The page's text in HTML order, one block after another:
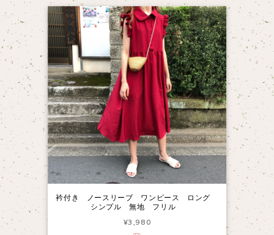
衿付き ノースリーブ ワンピース ロング
シンプル 無地 フリル
¥3,980